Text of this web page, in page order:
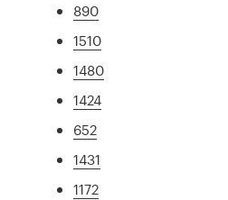
890
1510
1480
1424
652
1431
1172